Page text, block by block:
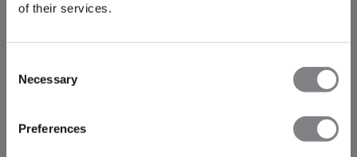
of their services.
Selection
Necessary
Preferences